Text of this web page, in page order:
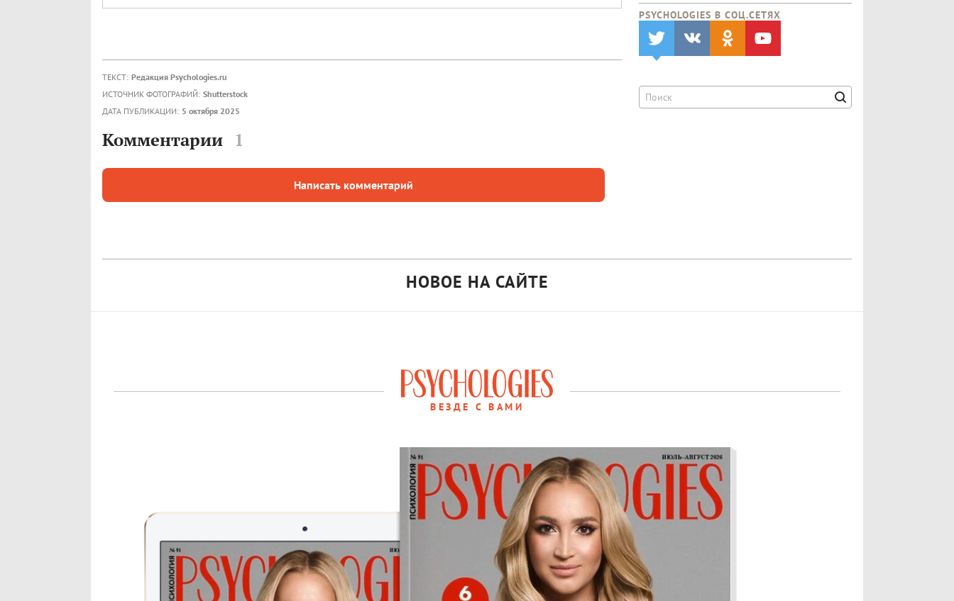
ТЕКСТ: Редакция Psychologies.ru
ИСТОЧНИК ФОТОГРАФИЙ: Shutterstock
ДАТА ПУБЛИКАЦИИ: 5 октября 2025
Комментарии 1
Написать комментарий
PSYCHOLOGIES В CОЦ.СЕТЯХ
НОВОЕ НА САЙТЕ
ВЕЗДЕ С ВАМИ